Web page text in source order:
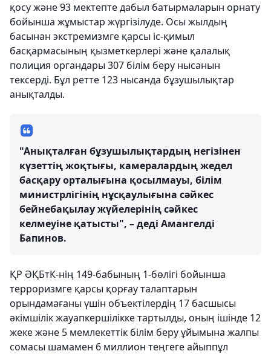
қосу және 93 мектепте дабыл батырмаларын орнату
бойынша жұмыстар жүргізілуде. Осы жылдың
басынан экстремизмге қарсы іс-қимыл
басқармасының қызметкерлері және қалалық
полиция органдары 307 білім беру нысанын
тексерді. Бұл ретте 123 нысанда бұзушылықтар
анықталды.
"Анықталған бұзушылықтардың негізінен
күзеттің жоқтығы, камералардың жедел
басқару орталығына қосылмауы, білім
министрлігінің нұсқаулығына сәйкес
бейнебақылау жүйелерінің сәйкес
келмеуіне қатысты", – деді Амангелді
Бапинов.
ҚР ӘҚБтК-нің 149-бабының 1-бөлігі бойынша
терроризмге қарсы қорғау талаптарын
орындамағаны үшін объектілердің 17 басшысы
әкімшілік жауапкершілікке тартылды, оның ішінде 12
жеке және 5 мемлекеттік білім беру ұйымына жалпы
сомасы шамамен 6 миллион теңгеге айыппұл